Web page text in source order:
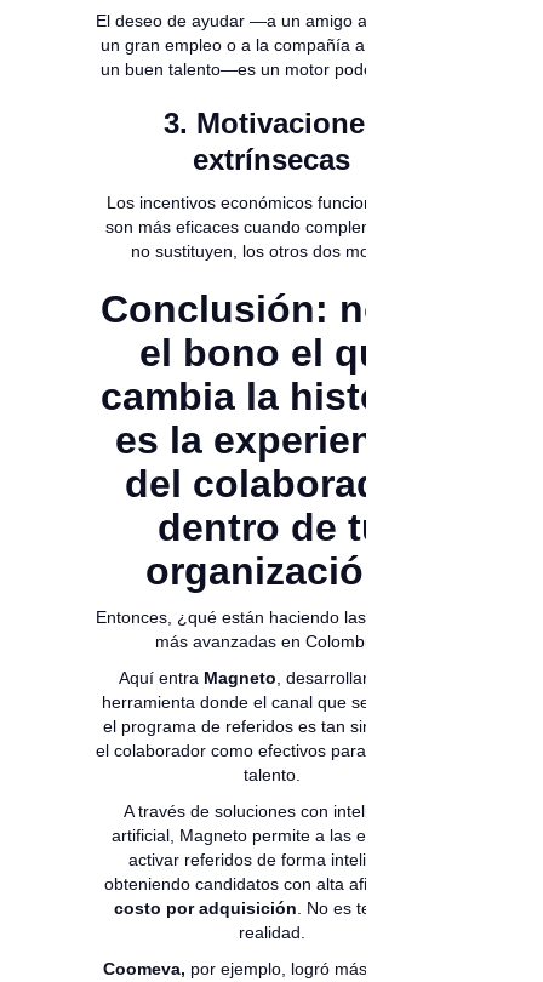
El deseo de ayudar —a un amigo a conseguir
un gran empleo o a la compañía a encontrar
un buen talento—es un motor poderosísimo.
3. Motivaciones
extrínsecas
Los incentivos económicos funcionan, pero
son más eficaces cuando complementan, y
no sustituyen, los otros dos motores.
Conclusión: no es
el bono el que
cambia la historia,
es la experiencia
del colaborador
dentro de tu
organización.
Entonces, ¿qué están haciendo las empresas
más avanzadas en Colombia?
Aquí entra Magneto , desarrollando una
herramienta donde el canal que se usa para
el programa de referidos es tan simple para
el colaborador como efectivos para el área de
talento.
A través de soluciones con inteligencia
artificial, Magneto permite a las empresas
activar referidos de forma inteligente,
obteniendo candidatos con alta afinidad
costo por adquisición . No es teoría: es
realidad.
Coomeva, por ejemplo, logró más de